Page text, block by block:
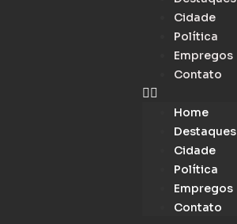
Cidade
Política
Empregos
Contato
Home
Destaques
Cidade
Política
Empregos
Contato